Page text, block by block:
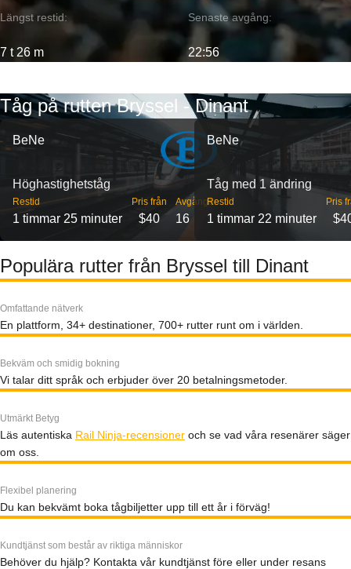
Längst restid:
7 t 26 m
Senaste avgång:
22:56
Tåg på rutten Bryssel - Dinant
BeNe
Höghastighetståg
Restid
1 timmar 25 minuter
Pris från
$40
Avgångar
16
BeNe
Tåg med 1 ändring
Restid
1 timmar 22 minuter
Pris
Populära rutter från Bryssel till Dinant
Omfattande nätverk
En plattform, 34+ destinationer, 700+ rutter runt om i världen.
Bekväm och smidig bokning
Vi talar ditt språk och erbjuder över 20 betalningsmetoder.
Utmärkt Betyg
Läs autentiska Rail Ninja-recensioner och se vad våra resenärer säger
om oss.
Flexibel planering
Du kan bekvämt boka tågbiljetter upp till ett år i förväg!
Kundtjänst som består av riktiga människor
Behöver du hjälp? Kontakta vår kundtjänst före eller under resans